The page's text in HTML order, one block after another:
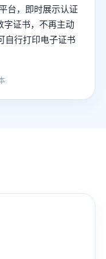
台，即时展示认证
字证书，不再主动
自行打印电子证书